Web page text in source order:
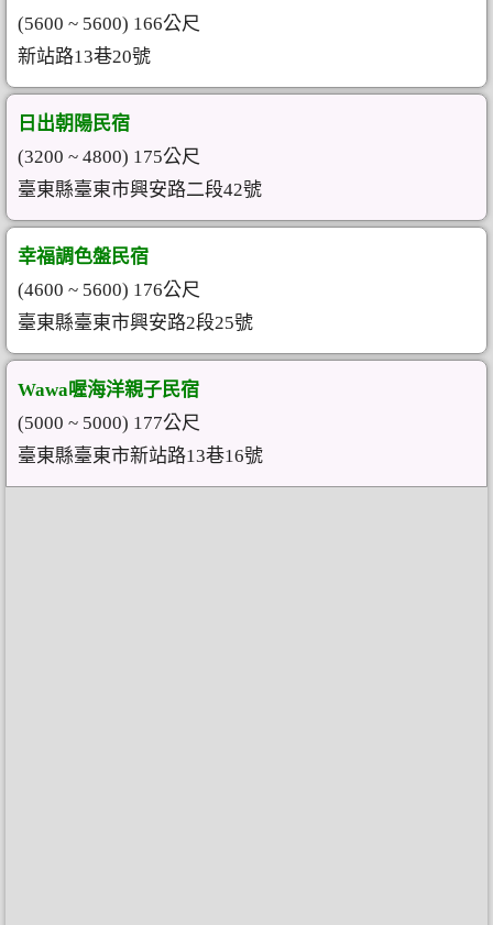
(5600 ~ 5600) 166公尺
新站路13巷20號
日出朝陽民宿
(3200 ~ 4800) 175公尺
臺東縣臺東市興安路二段42號
幸福調色盤民宿
(4600 ~ 5600) 176公尺
臺東縣臺東市興安路2段25號
Wawa喔海洋親子民宿
(5000 ~ 5000) 177公尺
臺東縣臺東市新站路13巷16號